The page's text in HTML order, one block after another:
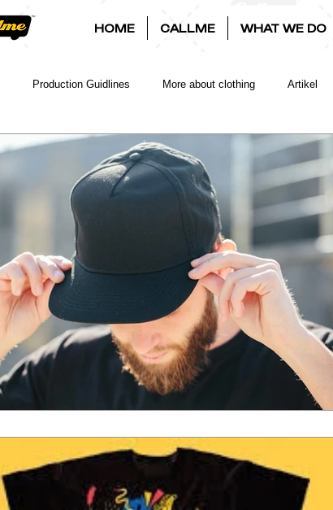
HOME CALLME WHAT WE DO
Production Guidlines More about clothing Artikel